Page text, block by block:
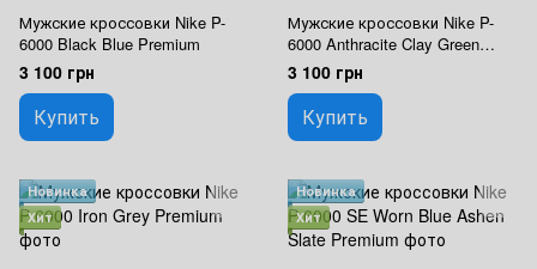
Мужские кроссовки Nike P-
6000 Black Blue Premium
3 100 грн
Купить
Мужские кроссовки Nike P-
6000 Anthracite Clay Green
Premium
3 100 грн
Купить
Новинка
Хит
Новинка
Хит